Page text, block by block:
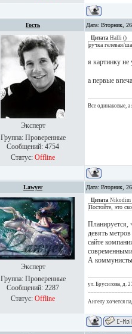
Гость Дата: Вторник,
Эксперт
Группа: Проверенные
Сообщений: 4754
Статус: Offline
Цитата Halli ()
ручка гелевая/
я картинку не
а первые
Все одинаковые, а
Lawyer Дата: Вторник,
Эксперт
Группа: Проверенные
Сообщений: 2287
Статус: Offline
Цитата Nikodim
Постойте, это
Планируется,
девять
сайте
А
ул. Брусилова, д.
Ангелу хочется